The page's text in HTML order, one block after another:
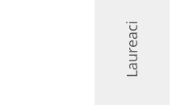
Laureaci